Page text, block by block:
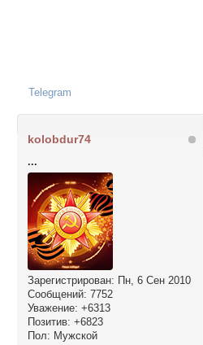
Telegram
kolobdur74
...
Зарегистрирован: Пн, 6 Сен 2010
Сообщений: 7752
Уважение: +6313
Позитив: +6823
Пол: Мужской